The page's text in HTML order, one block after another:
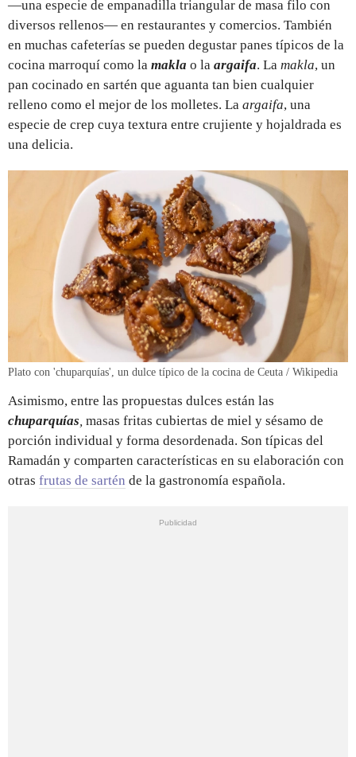
—una especie de empanadilla triangular de masa filo con
diversos rellenos— en restaurantes y comercios. También
en muchas cafeterías se pueden degustar panes típicos de la
cocina marroquí como la makla o la argaifa. La makla, un
pan cocinado en sartén que aguanta tan bien cualquier
relleno como el mejor de los molletes. La argaifa, una
especie de crep cuya textura entre crujiente y hojaldrada es
una delicia.
Plato con 'chuparquías', un dulce típico de la cocina de Ceuta / Wikipedia
Asimismo, entre las propuestas dulces están las
chuparquías masas fritas cubiertas de miel y sésamo de
porción individual y forma desordenada. Son típicas del
Ramadán y comparten características en su elaboración con
otras frutas de sartén de la gastronomía española.